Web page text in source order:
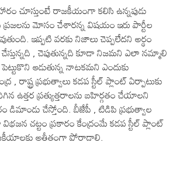
చూస్తుంటే రాజకీయంగా కలిసి ఉన్నపుడు
మోసం చేశారన్న విషయం ఇరు పార్టీల
ఇప్పటి వరకు నిజాలు చెప్పలేదని అర్థం
చేస్తున్నది , చెపుతున్నది కూడా నిజమని ఎలా నమ్మాలి
ఆడుతున్న నాటకమని ఎందుకు
, రాష్ట్ర ప్రభుత్వాలు కడప స్టీల్ ప్లాంట్ ఏర్పాటుకు
ఉత్తర ప్రత్యుత్తరాలను బహిర్గతం చేయాలని
చేస్తోంది. బీజేపీ , టిడిపి ప్రభుత్వాల
చట్టం ప్రకారం కేంద్రంమే కడప స్టీల్ ప్లాంట్
అతీతంగా పోరాడాలి.